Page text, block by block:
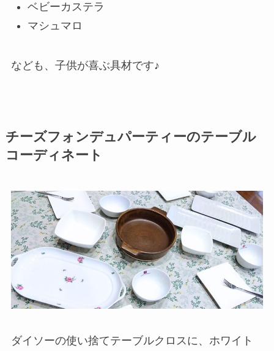
ベビーカステラ
マシュマロ
なども、子供が喜ぶ具材です♪
チーズフォンデュパーティーのテーブル
コーディネート
ダイソーの使い捨てテーブルクロスに、ホワイト